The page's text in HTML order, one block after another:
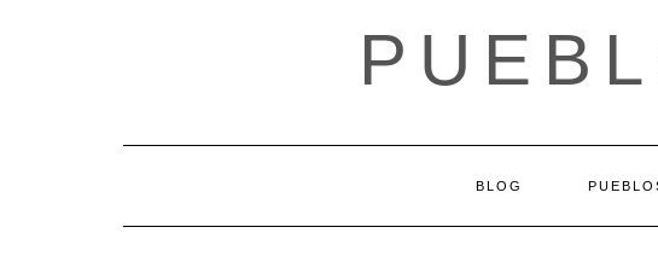
BLOG